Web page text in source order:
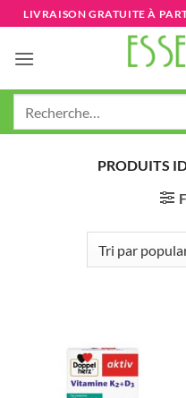
Passer
au
contenu
LIVRAISON GRATUITE À
PRODUITS